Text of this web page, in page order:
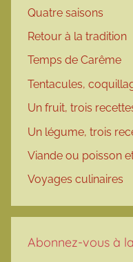
Quatre saisons
Retour à la tradition
Temps de Carême
Tentacules,
Un fruit, trois
Un légume, trois
Viande ou poisson
Voyages culinaires
Abonnez-vous à